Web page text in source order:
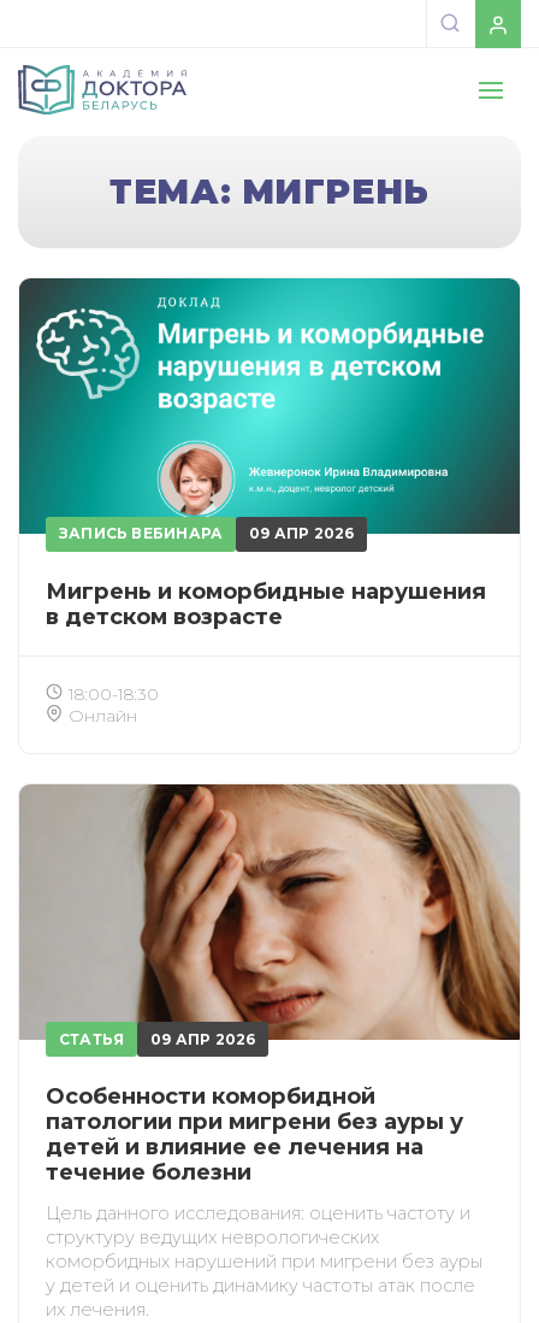
ТЕМА: МИГРЕНЬ
ЗАПИСЬ ВЕБИНАРА 09 АПР 2026
Мигрень и коморбидные нарушения
в детском возрасте
18:00-18:30
Онлайн
СТАТЬЯ 09 АПР 2026
Особенности коморбидной
патологии при мигрени без ауры у
детей и влияние ее лечения на
течение болезни
Цель данного исследования: оценить частоту и
структуру ведущих неврологических
коморбидных нарушений при мигрени без ауры
у детей и оценить динамику частоты атак после
их лечения.